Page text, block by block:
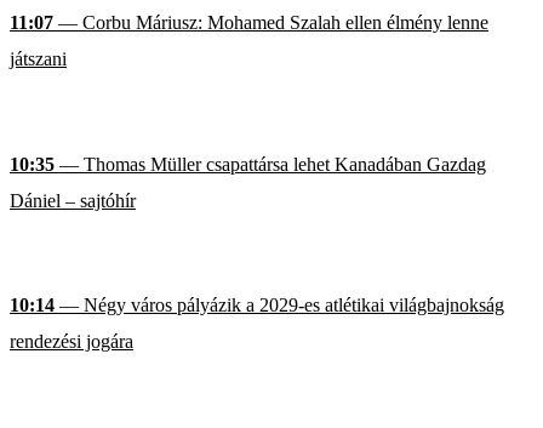
11:07 — Corbu Máriusz: Mohamed Szalah ellen élmény lenne
játszani
10:35 — Thomas Müller csapattársa lehet Kanadában Gazdag
Dániel – sajtóhír
10:14 — Négy város pályázik a 2029-es atlétikai világbajnokság
rendezési jogára